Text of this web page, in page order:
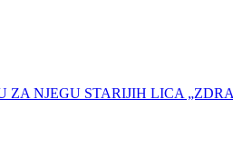
NJEGU STARIJIH LICA